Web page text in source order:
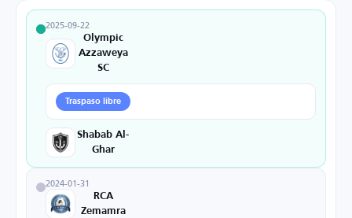
2025-09-22
Olympic
Azzaweya
SC
Traspaso libre
Shabab Al-
Ghar
2024-01-31
RCA
Zemamra